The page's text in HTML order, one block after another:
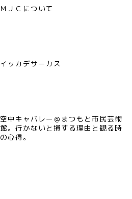
ＭＪＣについて
イッカデサーカス
空中キャバレー＠まつもと市民芸術
館。行かないと損する理由と観る時
の心得。